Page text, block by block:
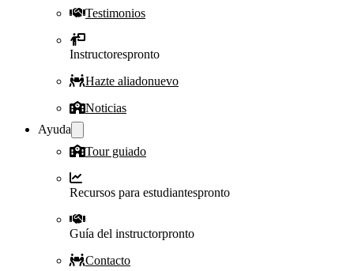
Testimonios
Instructorespronto
Hazte aliadonuevo
Noticias
Ayuda
Tour guiado
Recursos para estudiantespronto
Guía del instructorpronto
Contacto